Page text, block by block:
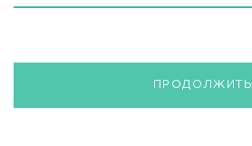
ПРОДОЛЖИТЬ